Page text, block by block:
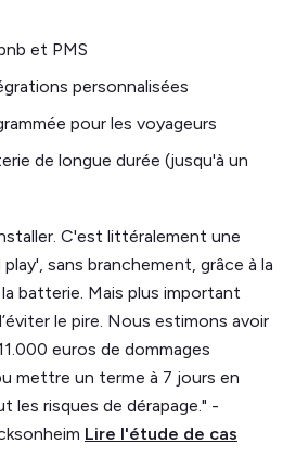
et PMS
personnalisées
pour les voyageurs
de longue durée (jusqu'à un
C'est littéralement une
sans branchement, grâce à la
batterie. Mais plus important
le pire. Nous estimons avoir
euros de dommages
mettre un terme à 7 jours en
les risques de dérapage." -
Lire l'étude de cas